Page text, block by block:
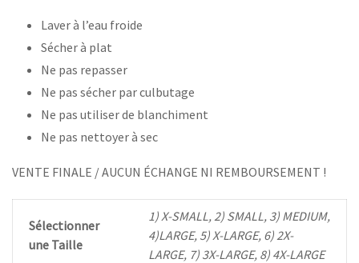
Laver à l’eau froide
Sécher à plat
Ne pas repasser
Ne pas sécher par culbutage
Ne pas utiliser de blanchiment
Ne pas nettoyer à sec
VENTE FINALE / AUCUN ÉCHANGE NI REMBOURSEMENT !
Sélectionner
une Taille
1) X-SMALL, 2) SMALL, 3) MEDIUM,
4)LARGE, 5) X-LARGE, 6) 2X-
LARGE, 7) 3X-LARGE, 8) 4X-LARGE